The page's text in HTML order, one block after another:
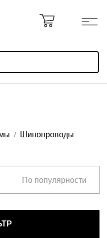
Шинопроводы
По популярности